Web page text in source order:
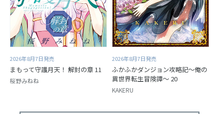
2026年8月7日発売
まもって守護月天！ 解封の章 11
桜野みねね
2026年8月7日発売
ふかふかダンジョン攻略記～俺の
異世界転生冒険譚～ 20
KAKERU